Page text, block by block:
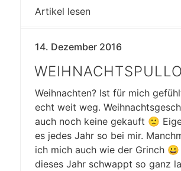
Artikel lesen
14. Dezember 2016
Weihnachten? Ist für mich
echt weit weg.
auch noch keine gekauft 🙁
es jedes Jahr so bei mir.
ich mich auch wie der Grinch
dieses Jahr schwappt so ganz